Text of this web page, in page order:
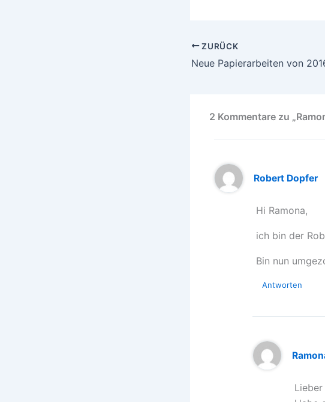
ZURÜCK
2 Kommentare zu
Robert Dopfer
Hi Ramona,
ich bin der
Bin nun
Antworten